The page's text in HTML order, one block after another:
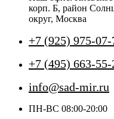
корп. Б, район
округ, Москва
+7 (925) 975-07-
+7 (495) 663-55-
info@sad-mir.ru
ПН-ВС 08:00-20:00